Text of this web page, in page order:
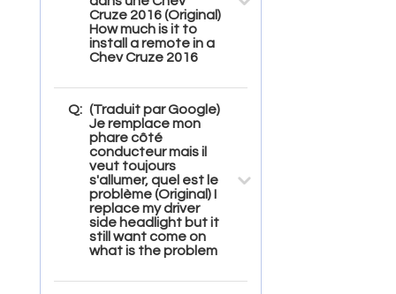
Cruze 2016 (Original)
How much is it to
install a remote in a
Chev Cruze 2016
Q: (Traduit par Google)
Je remplace mon
phare côté
conducteur mais il
veut toujours
s'allumer, quel est le
problème (Original) I
replace my driver
side headlight but it
still want come on
what is the problem